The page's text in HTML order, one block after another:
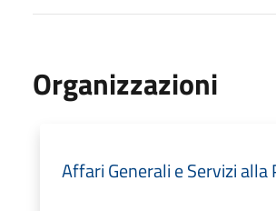
Organizzazioni
Affari Generali e Servizi alla